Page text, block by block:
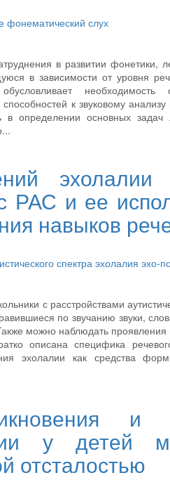
фонематический слух
в развитии фонетики,
в зависимости от уровня
к звуковому
в определении основных
РАС и ее
навыков
спектра эхолалия эхо-
с расстройствами
по звучанию звуки,
можно наблюдать
описана специфика
эхолалии как средства
и
у детей
отсталостью